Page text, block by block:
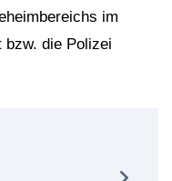
im
bzw. die Polizei